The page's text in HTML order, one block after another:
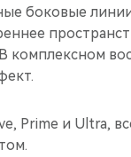
боковые
комплексном
Prime и Ultra,